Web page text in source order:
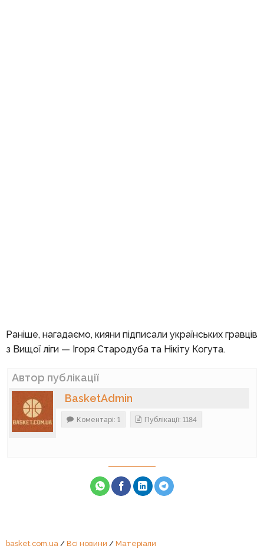
Раніше, нагадаємо, кияни підписали українських гравців
з Вищої ліги — Ігоря Стародуба та Нікіту Когута.
Автор публікації
BasketAdmin
Коментарі: 1 Публікації: 1184
basket.com.ua/ Всі новини / Матеріали